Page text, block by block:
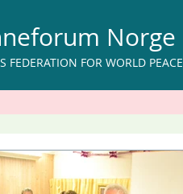
Norge
FEDERATION FOR WORLD PEACE